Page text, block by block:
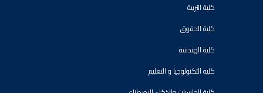
كلية التربية
كلية الحقوق
كلية الهندسة
كليه التكنولوجيا و التعليم